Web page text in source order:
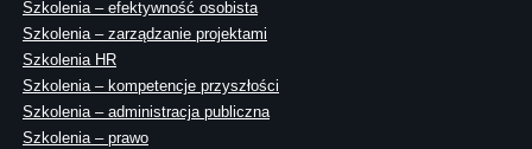
Szkolenia – efektywność osobista
Szkolenia – zarządzanie projektami
Szkolenia HR
Szkolenia – kompetencje przyszłości
Szkolenia – administracja publiczna
Szkolenia – prawo